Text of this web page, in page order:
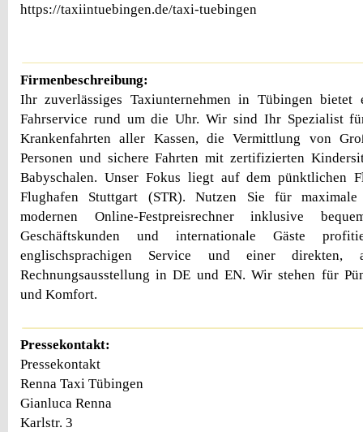
https://taxiintuebingen.de/taxi-tuebingen
Firmenbeschreibung:
Ihr zuverlässiges Taxiunternehmen in Tübingen bietet
Fahrservice rund um die Uhr. Wir sind Ihr Spezialist
Krankenfahrten aller Kassen, die Vermittlung von
Personen und sichere Fahrten mit zertifizierten
Babyschalen. Unser Fokus liegt auf dem pünktlichen
Flughafen Stuttgart (STR). Nutzen Sie für maximale
modernen Online-Festpreisrechner inklusive
Geschäftskunden und internationale Gäste
englischsprachigen Service und einer direkten,
Rechnungsausstellung in DE und EN. Wir stehen für
und Komfort.
Pressekontakt:
Pressekontakt
Renna Taxi Tübingen
Gianluca Renna
Karlstr. 3